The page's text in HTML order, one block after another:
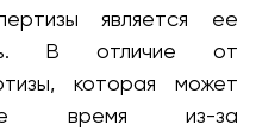
является ее
В отличие от
которая может
время из-за